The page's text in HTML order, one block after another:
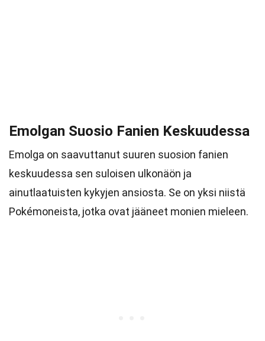
Emolgan Suosio Fanien Keskuudessa
Emolga on saavuttanut suuren suosion fanien
keskuudessa sen suloisen ulkonäön ja
ainutlaatuisten kykyjen ansiosta. Se on yksi niistä
Pokémoneista, jotka ovat jääneet monien mieleen.